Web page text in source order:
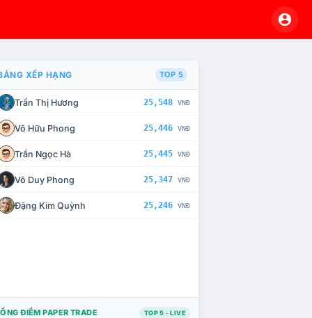
CHẾ TÀI XỬ LÝ VI PHẠM
XẾP HẠNG TOP 5
Trần Thị Hương 25,548 VNĐ
Võ Hữu Phong 25,446 VNĐ
Trần Ngọc Hà 25,445 VNĐ
Võ Duy Phong 25,347 VNĐ
Đặng Kim Quỳnh 25,246 VNĐ
ĐIỂM PAPER TRADE TOP 5 · LIVE